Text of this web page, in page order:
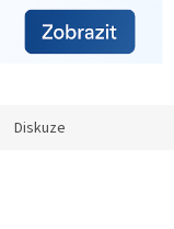
Diskuze